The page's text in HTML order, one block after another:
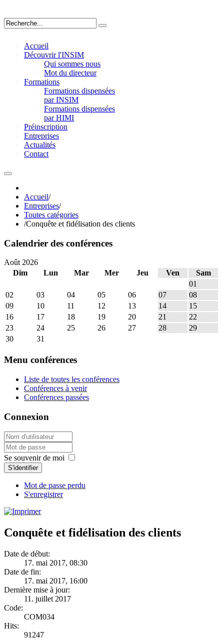
Accueil
Découvrir l'INSIM
Qui sommes nous
Mot du directeur
Formations
Formations dispensées
par INSIM
Formations dispensées
par HIMI
Préinscription
Entreprises
Actualités
Contact
Accueil/
Entreprises/
Toutes catégories
/Conquête et fidélisation des clients
Calendrier des conférences
Août 2026
Dim
Lun Mar Mer Jeu Ven
Sam
01
02
03 04 05 06 07
08
09
10 11 12 13 14
15
16
17 18 19 20 21
22
23
24 25 26 27 28
29
30
31
Menu conférences
Liste de toutes les conférences
Conférences à venir
Conférences passées
Connexion
Se souvenir de moi
S'identifier
Mot de passe perdu
S'enregistrer
Conquête et fidélisation des clients
Date de début:
17. mai 2017, 08:30
Date de fin:
17. mai 2017, 16:00
Dernière mise à jour:
11. juillet 2017
Code:
COM034
Hits:
91247